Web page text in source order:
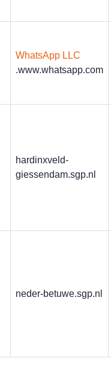
WhatsApp LLC
.www.whatsapp.com
hardinxveld-
giessendam.sgp.nl
neder-betuwe.sgp.nl